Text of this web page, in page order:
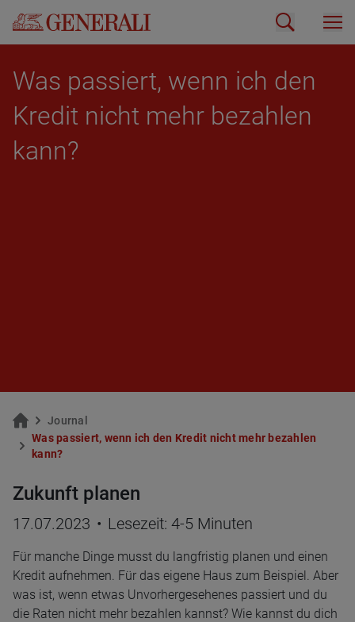
Was pas­siert, wenn ich den
Kre­dit nicht mehr be­zah­len
kann?
Jour­nal
Was pas­siert, wenn ich den Kre­dit nicht mehr be­zah­len
kann?
Zukunft planen
17.07.2023 • Lesezeit: 4-5 Minuten
Für manche Dinge musst du langfristig planen und einen
Kredit aufnehmen. Für das eigene Haus zum Beispiel. Aber
was ist, wenn etwas Unvorhergesehenes passiert und du
die Raten nicht mehr bezahlen kannst? Wie kannst du dich